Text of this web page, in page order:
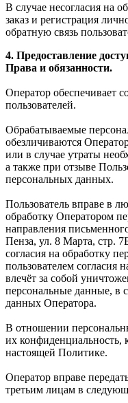
В случае несогласия на
заказ и регистрация
обратную связь
4. Предоставление
Права и обязанности.
Оператор обеспечивает
пользователей.
Обрабатываемые
обезличиваются
или в случае утраты
а также при отзыве
персональных данных.
Пользователь вправе в
обработку Оператором
направления
Пенза, ул. 8 Марта, стр.
согласия на обработку
пользователем согласия
влечёт за собой
персональные данные, в
данных Оператора.
В отношении
их конфиденциальность,
настоящей Политике.
Оператор вправе
третьим лицам в